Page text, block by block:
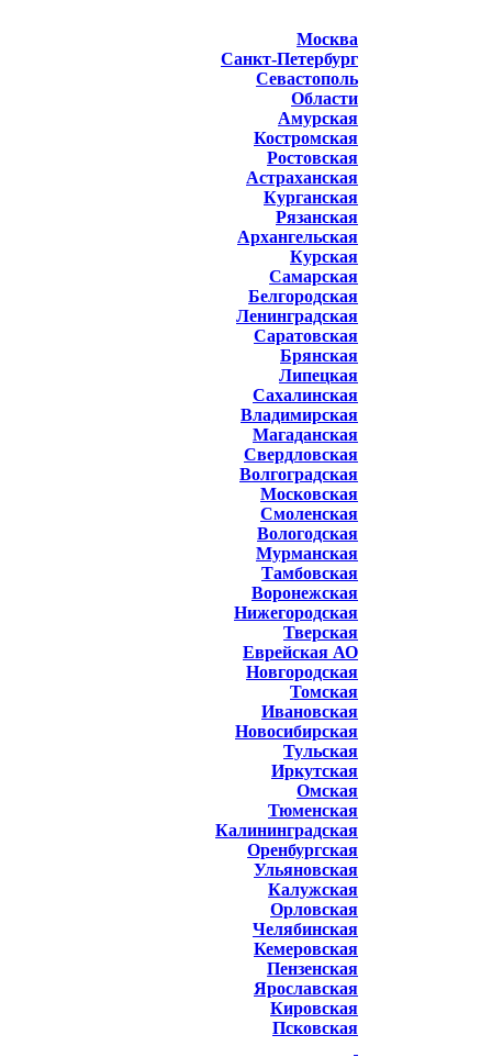
Москва
Санкт-Петербург
Севастополь
Области
Амурская
Костромская
Ростовская
Астраханская
Курганская
Рязанская
Архангельская
Курская
Самарская
Белгородская
Ленинградская
Саратовская
Брянская
Липецкая
Сахалинская
Владимирская
Магаданская
Свердловская
Волгоградская
Московская
Смоленская
Вологодская
Мурманская
Тамбовская
Воронежская
Нижегородская
Тверская
Еврейская АО
Новгородская
Томская
Ивановская
Новосибирская
Тульская
Иркутская
Омская
Тюменская
Калининградская
Оренбургская
Ульяновская
Калужская
Орловская
Челябинская
Кемеровская
Пензенская
Ярославская
Кировская
Псковская